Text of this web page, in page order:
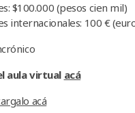
$100.000 (pesos cien mil)
internacionales: 100 €
aula virtual acá
acá